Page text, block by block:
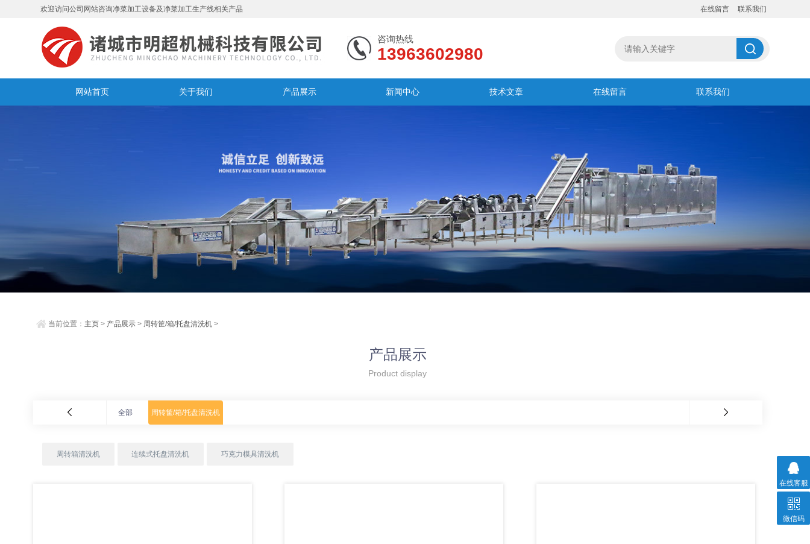
欢迎访问公司网站咨询净菜加工设备及净菜加工生产线相关产品 在线留言 联系我们
咨询热线
13963602980
网站首页 关于我们 产品展示 新闻中心 技术文章 在线留言 联系我们
当前位置： 主页 > 产品展示 > 周转筐/箱/托盘清洗机 >
产品展示
Product display
全部 周转筐/箱/托盘清洗机
周转箱清洗机 连续式托盘清洗机 巧克力模具清洗机
在线客服
微信码